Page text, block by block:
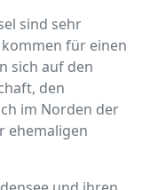
sind sehr
für einen
sich auf den
den
im Norden der
ehemaligen